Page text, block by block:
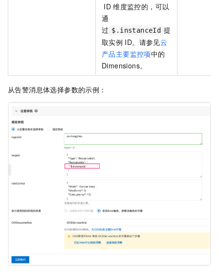
ID 维度监控的，可以
通
过 $.instanceId 提
取实例 ID。请参见云
产品主要监控项中的
Dimensions。
从告警消息体选择参数的示例：